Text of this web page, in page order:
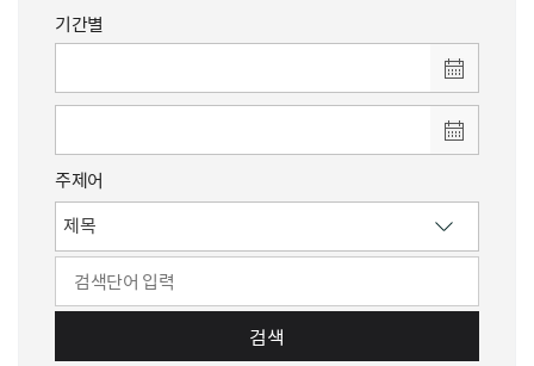
기간별
주제어
검색